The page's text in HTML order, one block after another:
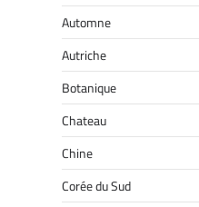
Automne
Autriche
Botanique
Chateau
Chine
Corée du Sud